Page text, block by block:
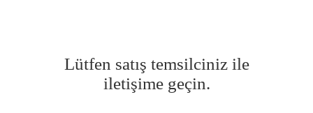
Lütfen satış temsilciniz ile
iletişime geçin.